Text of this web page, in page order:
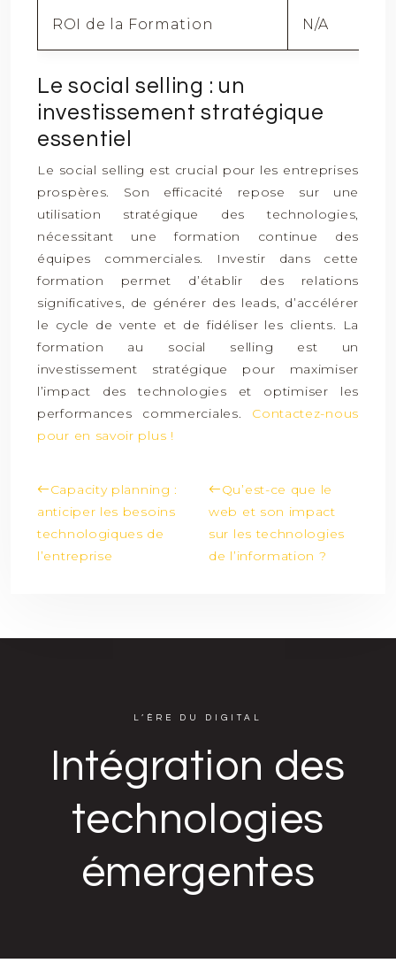
ROI de la Formation N/A
Le social selling : un
investissement stratégique
essentiel
Le social selling est crucial pour les entreprises
prospères. Son efficacité repose sur une
utilisation stratégique des technologies,
nécessitant une formation continue des
équipes commerciales. Investir dans cette
formation permet d’établir des relations
significatives, de générer des leads, d’accélérer
le cycle de vente et de fidéliser les clients. La
formation au social selling est un
investissement stratégique pour maximiser
l’impact des technologies et optimiser les
performances commerciales. Contactez-nous
pour en savoir plus !
Capacity planning :
anticiper les besoins
technologiques de
l’entreprise
Qu’est-ce que le
web et son impact
sur les technologies
de l’information ?
L’ÈRE DU DIGITAL
Intégration des
technologies
émergentes